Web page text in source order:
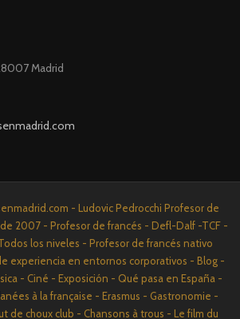
Madrid
- Ludovic Pedrocchi Profesor de
2007 - Profesor de francés - Defl-Dalf -TCF -
los niveles - Profesor de francés nativo
experiencia en entornos corporativos - Blog -
- Ciné - Exposición - Qué pasa en España -
à la française - Erasmus - Gastronomie -
de choux club - Chansons à trous - Le film du